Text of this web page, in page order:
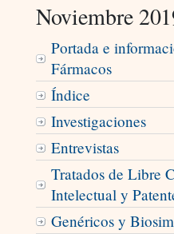
Noviembre
Portada e
Fármacos
Índice
Investigaciones
Entrevistas
Tratados de Libre
Intelectual y
Genéricos y